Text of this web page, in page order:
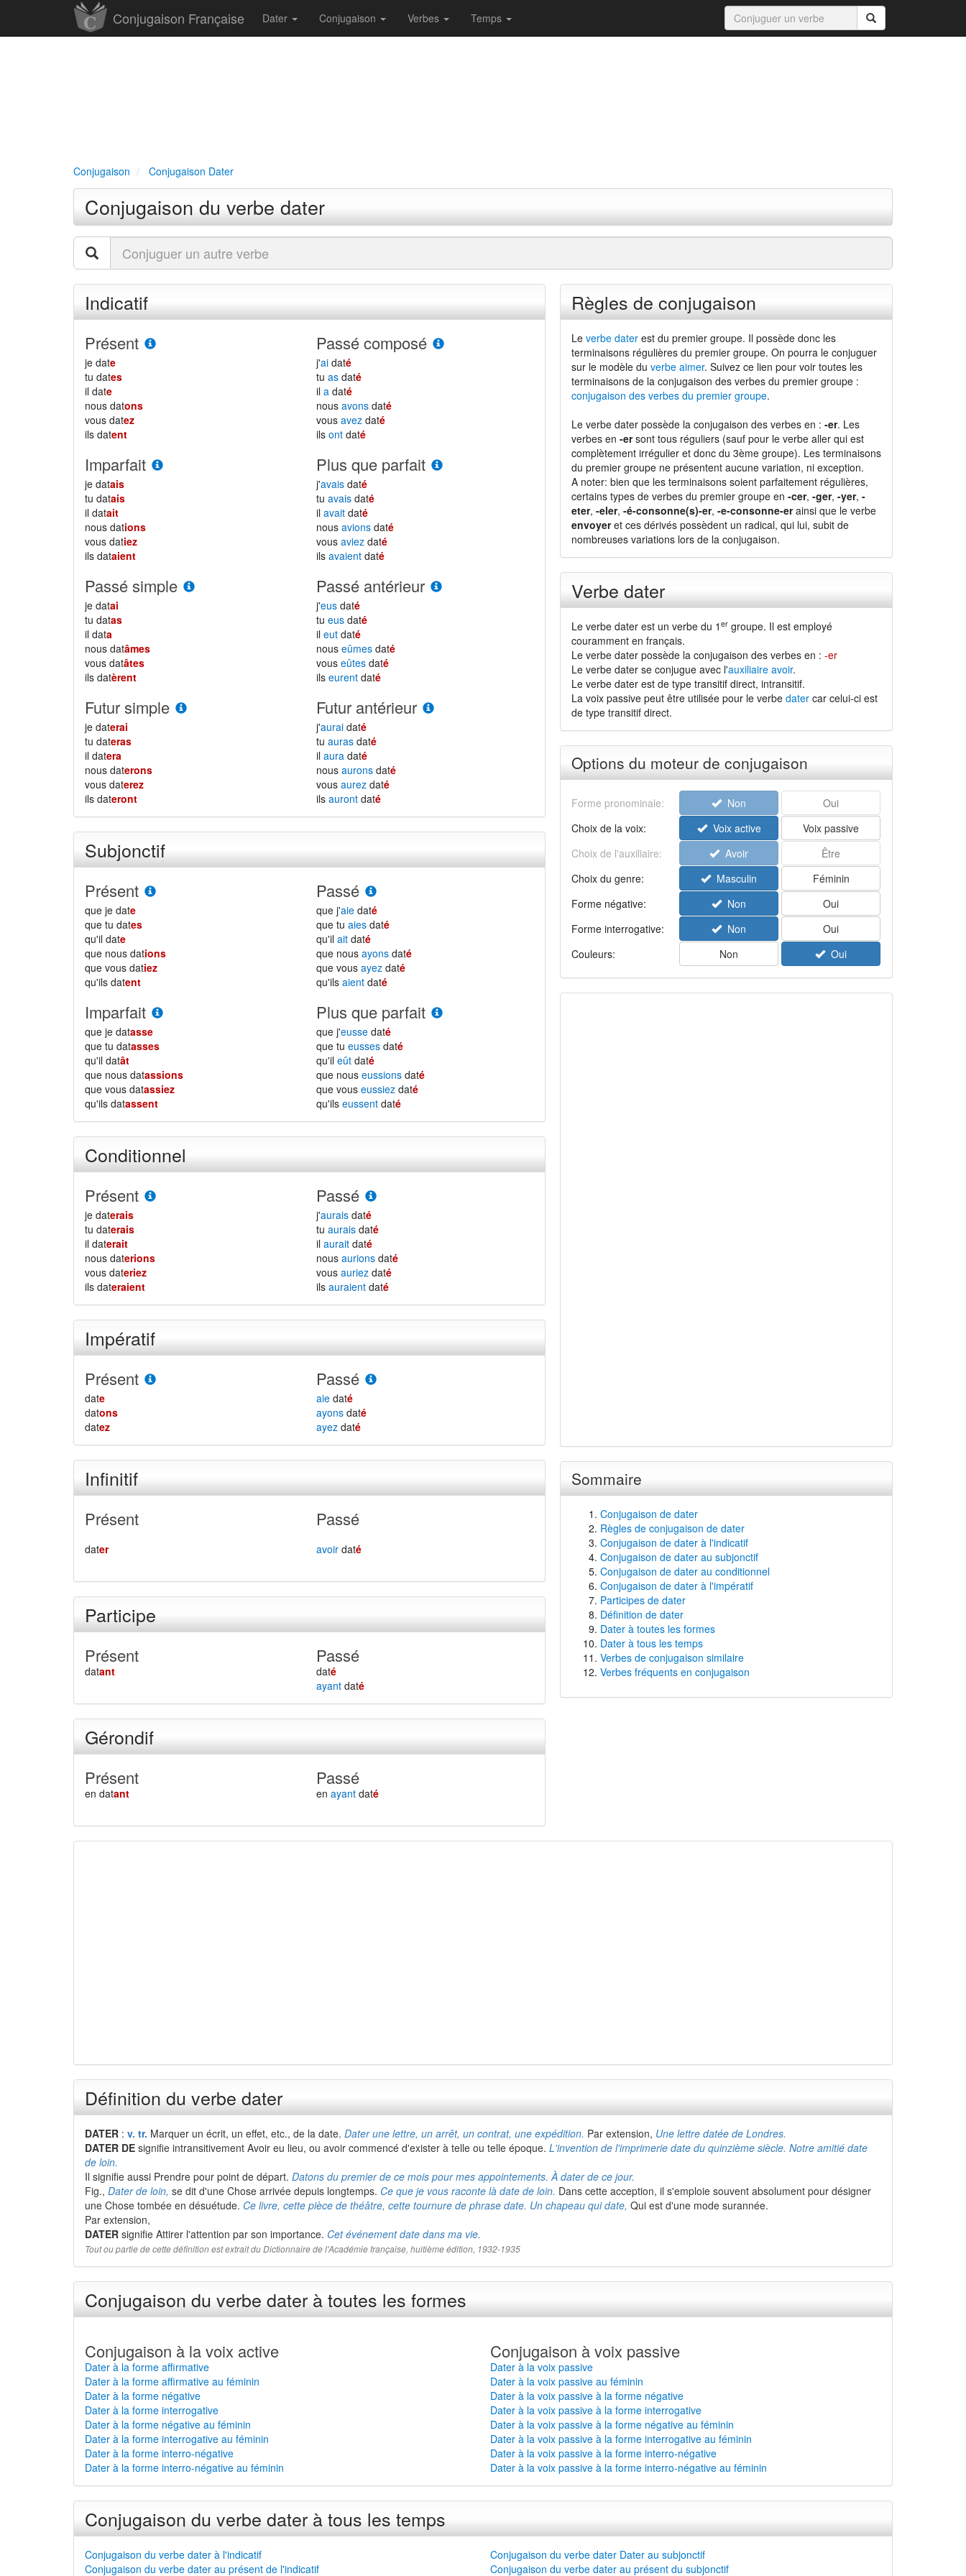
Conjugaison Française Dater Conjugaison Verbes Temps
Conjugaison Conjugaison Dater
Conjugaison du verbe dater
Indicatif
Présent
je date
tu dates
il date
nous datons
vous datez
ils datent
Passé composé
j'ai daté
tuas daté
ila daté
nousavons daté
vousavez daté
ilsont daté
Imparfait
je datais
tu datais
il datait
nous dations
vous datiez
ils dataient
Plus que parfait
j'avais daté
tuavais daté
ilavait daté
nousavions daté
vousaviez daté
ilsavaient daté
Passé simple
je datai
tu datas
il data
nous datâmes
vous datâtes
ils datèrent
Passé antérieur
j'eus daté
tueus daté
ileut daté
nouseûmes daté
vouseûtes daté
ilseurent daté
Futur simple
je daterai
tu dateras
il datera
nous daterons
vous daterez
ils dateront
Futur antérieur
j'aurai daté
tuauras daté
ilaura daté
nousaurons daté
vousaurez daté
ilsauront daté
Subjonctif
Présent
que je date
que tu dates
qu'il date
que nous dations
que vous datiez
qu'ils datent
Passé
que j'aie daté
que tuaies daté
qu'ilait daté
que nousayons daté
que vousayez daté
qu'ilsaient daté
Imparfait
que je datasse
que tu datasses
qu'il datât
que nous datassions
que vous datassiez
qu'ils datassent
Plus que parfait
que j'eusse daté
que tueusses daté
qu'ileût daté
que nouseussions daté
que vouseussiez daté
qu'ilseussent daté
Conditionnel
Présent
je daterais
tu daterais
il daterait
nous daterions
vous dateriez
ils dateraient
Passé
j'aurais daté
tuaurais daté
ilaurait daté
nousaurions daté
vousauriez daté
ilsauraient daté
Impératif
Présent
date
datons
datez
Passé
aie daté
ayons daté
ayez daté
Infinitif
Présent
dater
Passé
avoir daté
Participe
Présent
datant
Passé
daté
ayant daté
Gérondif
Présent
en datant
Passé
enayant daté
Règles de conjugaison
Le verbe daterest du premier groupe. Il possède donc les
terminaisons régulières du premier groupe. On pourra le conjuguer
sur le modèle du verbe aimer. Suivez ce lien pour voir toutes les
terminaisons de la conjugaison des verbes du premier groupe :
conjugaison des verbes du premier groupe.
Le verbe dater possède la conjugaison des verbes en : -er. Les
verbes en -ersont tous réguliers (sauf pour le verbe aller qui est
complètement irrégulier et donc du 3ème groupe). Les terminaisons
du premier groupe ne présentent aucune variation, ni exception.
A noter: bien que les terminaisons soient parfaitement régulières,
certains types de verbes du premier groupe en -cer, -ger, -yer, -
eter, -eler, -é-consonne(s)-er, -e-consonne-erainsi que le verbe
envoyeret ces dérivés possèdent un radical, qui lui, subit de
nombreuses variations lors de la conjugaison.
Verbe dater
Le verbe dater est un verbe du 1 ergroupe. Il est employé
couramment en français.
Le verbe dater possède la conjugaison des verbes en : -er
Le verbe dater se conjugue avec l'auxiliaire avoir.
Le verbe dater est de type transitif direct, intransitif.
La voix passive peut être utilisée pour le verbe datercar celui-ci est
de type transitif direct.
Options du moteur de conjugaison
Forme pronominale: Non
Oui
Choix de la voix:
Voix active
Voix passive
Choix de l'auxiliaire:
Avoir
Être
Choix du genre:
Masculin
Féminin
Forme négative:
Non
Oui
Forme interrogative:
Non
Oui
Couleurs:
Non Oui
Sommaire
Conjugaison de dater
Règles de conjugaison de dater
Conjugaison de dater à l'indicatif
Conjugaison de dater au subjonctif
Conjugaison de dater au conditionnel
Conjugaison de dater à l'impératif
Participes de dater
Définition de dater
Dater à toutes les formes
Dater à tous les temps
Verbes de conjugaison similaire
Verbes fréquents en conjugaison
Définition du verbe dater
DATER : v. tr. Marquer un écrit, un effet, etc., de la date. Dater une lettre, un arrêt, un contrat, une expédition. Par extension, Une lettre datée de Londres.
DATER DE signifie intransitivement Avoir eu lieu, ou avoir commencé d'exister à telle ou telle époque. L'invention de l'imprimerie date du quinzième siècle. Notre amitié date
de loin.
Il signifie aussi Prendre pour point de départ. Datons du premier de ce mois pour mes appointements. À dater de ce jour.
Fig., Dater de loin, se dit d'une Chose arrivée depuis longtemps. Ce que je vous raconte là date de loin. Dans cette acception, il s'emploie souvent absolument pour désigner
une Chose tombée en désuétude. Ce livre, cette pièce de théâtre, cette tournure de phrase date. Un chapeau qui date, Qui est d'une mode surannée.
Par extension,
DATER signifie Attirer l'attention par son importance. Cet événement date dans ma vie.
Tout ou partie de cette définition est extrait du Dictionnaire de l'Académie française, huitième édition, 1932-1935
Conjugaison du verbe dater à toutes les formes
Conjugaison à la voix active
Dater à la forme affirmative
Dater à la forme affirmative au féminin
Dater à la forme négative
Dater à la forme interrogative
Dater à la forme négative au féminin
Dater à la forme interrogative au féminin
Dater à la forme interro-négative
Dater à la forme interro-négative au féminin
Conjugaison à voix passive
Dater à la voix passive
Dater à la voix passive au féminin
Dater à la voix passive à la forme négative
Dater à la voix passive à la forme interrogative
Dater à la voix passive à la forme négative au féminin
Dater à la voix passive à la forme interrogative au féminin
Dater à la voix passive à la forme interro-négative
Dater à la voix passive à la forme interro-négative au féminin
Conjugaison du verbe dater à tous les temps
Conjugaison du verbe dater à l'indicatif
Conjugaison du verbe dater au présent de l'indicatif
Conjugaison du verbe dater Dater au subjonctif
Conjugaison du verbe dater au présent du subjonctif